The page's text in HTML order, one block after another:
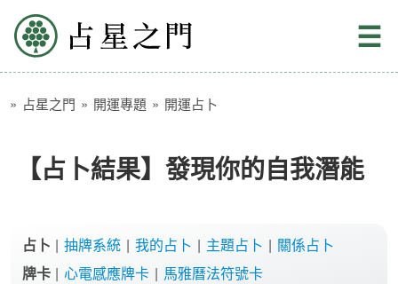
占星之門 ☰
» 占星之門 » 開運專題 » 開運占卜
【占卜結果】發現你的自我潛能
占卜 | 抽牌系統 | 我的占卜 | 主題占卜 | 關係占卜
牌卡 | 心電感應牌卡 | 馬雅曆法符號卡